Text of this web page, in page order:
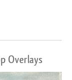
Overlays